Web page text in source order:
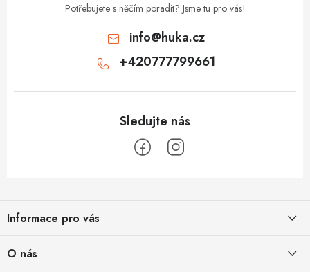
Potřebujete s něčím poradit? Jsme tu pro vás!
info@huka.cz
+420777799661
p
a
Informace pro vás
Obchodní podmínky
O nás